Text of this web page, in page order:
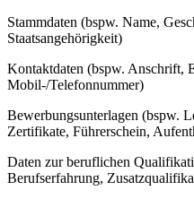
Stammdaten (bspw. Name,
Staatsangehörigkeit)
Kontaktdaten (bspw. Anschrift,
Mobil-/Telefonnummer)
Bewerbungsunterlagen (bspw.
Zertifikate, Führerschein,
Daten zur beruflichen
Berufserfahrung,